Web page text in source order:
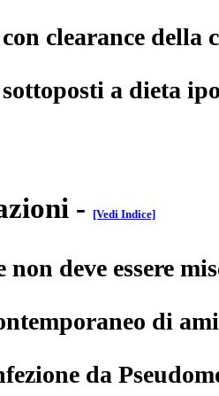
clearance della
a dieta
- [Vedi Indice]
non deve essere
di
da